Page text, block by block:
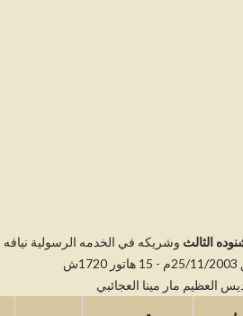
شنوده الثالث وشريكه في الخدمه الرسولية نيافه
العظيم مار مينا العجائبي